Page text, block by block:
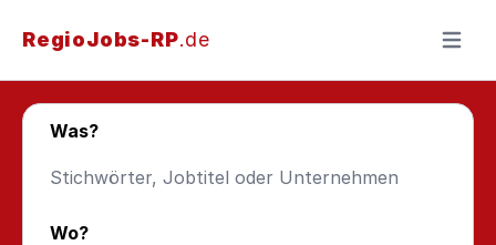
RegioJobs-RP.de Menü
Was?
Wo?